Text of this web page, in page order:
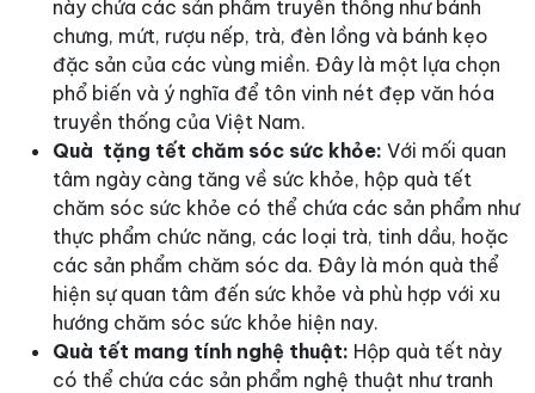
này chứa các sản phẩm truyền thống như bánh
chưng, mứt, rượu nếp, trà, đèn lồng và bánh kẹo
đặc sản của các vùng miền. Đây là một lựa chọn
phổ biến và ý nghĩa để tôn vinh nét đẹp văn hóa
truyền thống của Việt Nam.
Quà tặng tết chăm sóc sức khỏe: Với mối quan
tâm ngày càng tăng về sức khỏe, hộp quà tết
chăm sóc sức khỏe có thể chứa các sản phẩm như
thực phẩm chức năng, các loại trà, tinh dầu, hoặc
các sản phẩm chăm sóc da. Đây là món quà thể
hiện sự quan tâm đến sức khỏe và phù hợp với xu
hướng chăm sóc sức khỏe hiện nay.
Quà tết mang tính nghệ thuật: Hộp quà tết này
có thể chứa các sản phẩm nghệ thuật như tranh